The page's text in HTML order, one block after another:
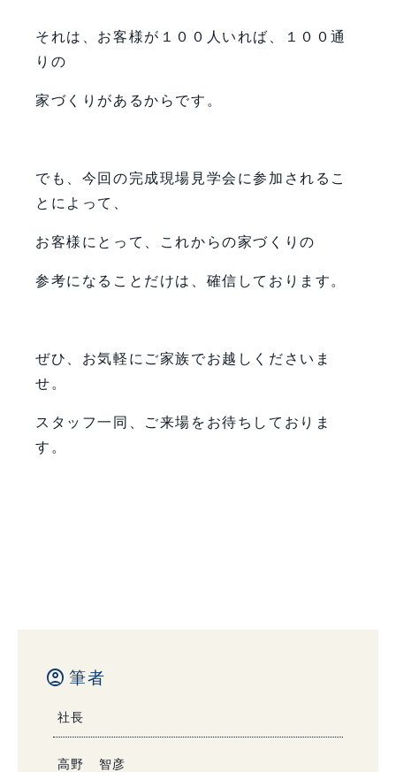
それは、お客様が１００人いれば、１００通
りの
家づくりがあるからです。
でも、今回の完成現場見学会に参加されるこ
とによって、
お客様にとって、これからの家づくりの
参考になることだけは、確信しております。
ぜひ、お気軽にご家族でお越しくださいま
せ。
スタッフ一同、ご来場をお待ちしておりま
す。
account_circle 筆者
社長
高野 智彦